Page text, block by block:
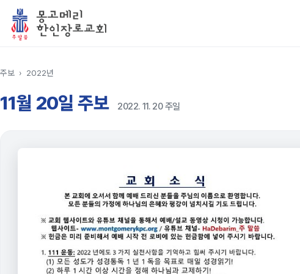
주보 › 2022년
11월 20일 주보 2022. 11. 20 주일